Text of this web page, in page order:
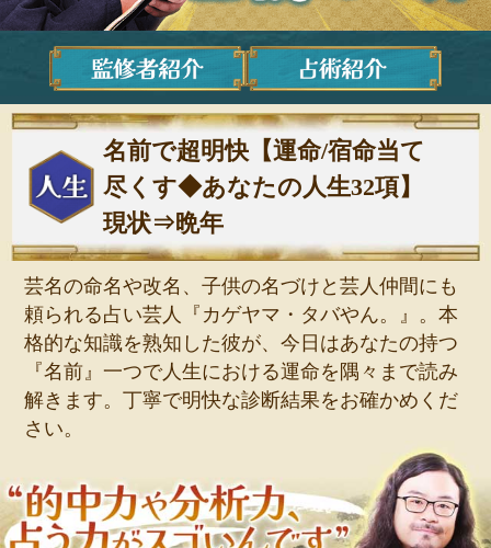
名前で超明快【運命/宿命当て
尽くす◆あなたの人生32項】
現状⇒晩年
芸名の命名や改名、子供の名づけと芸人仲間にも
頼られる占い芸人『カゲヤマ・タバやん。』。本
格的な知識を熟知した彼が、今日はあなたの持つ
『名前』一つで人生における運命を隅々まで読み
解きます。丁寧で明快な診断結果をお確かめくだ
さい。